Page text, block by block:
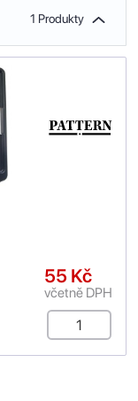
1 Produkty
55 Kč
včetně DPH